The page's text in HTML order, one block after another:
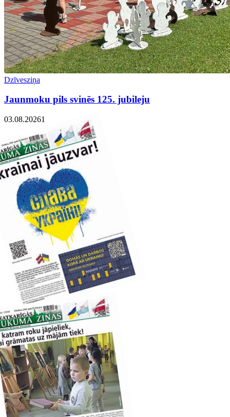
Dzīvesziņa
Jaunmoku pils svinēs 125. jubileju
03.08.20261